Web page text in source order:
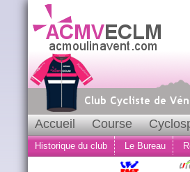
Accueil Course
Historique du club Le Bureau